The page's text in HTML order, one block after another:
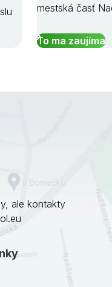
mestská časť
To ma zaujíma
ale kontakty